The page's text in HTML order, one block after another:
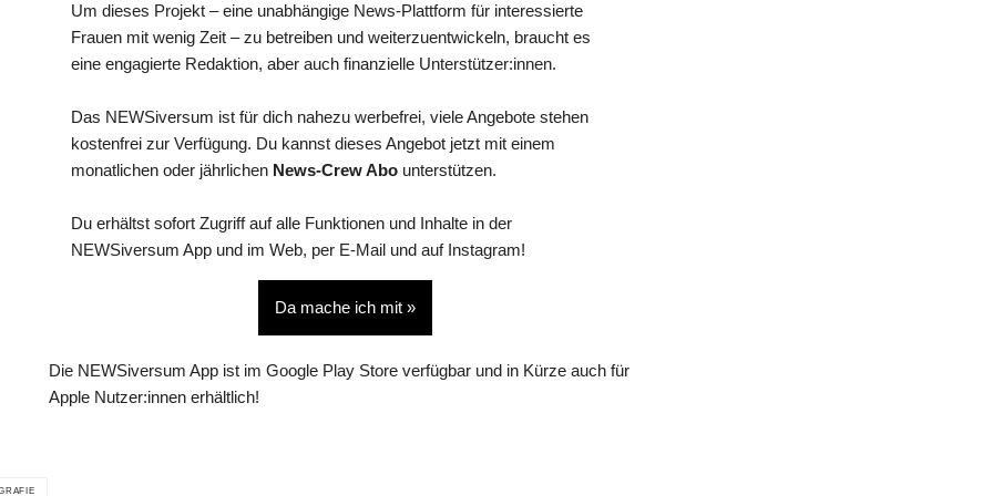
Um dieses Projekt – eine unabhängige News-Plattform für interessierte
Frauen mit wenig Zeit – zu betreiben und weiterzuentwickeln, braucht es
eine engagierte Redaktion, aber auch finanzielle Unterstützer:innen.
Das NEWSiversum ist für dich nahezu werbefrei, viele Angebote stehen
kostenfrei zur Verfügung. Du kannst dieses Angebot jetzt mit einem
monatlichen oder jährlichen News-Crew Abo unterstützen.
Du erhältst sofort Zugriff auf alle Funktionen und Inhalte in der
NEWSiversum App und im Web, per E-Mail und auf Instagram!
Da mache ich mit »
Die NEWSiversum App ist im Google Play Store verfügbar und in Kürze auch für
Apple Nutzer:innen erhältlich!